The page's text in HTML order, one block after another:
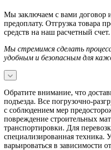
Мы заключаем с вами договор
предоплату. Отгрузка товара
средств на наш расчетный счет.
Мы стремимся сделать
удобным и безопасным для
Обратите внимание, что
подъезда. Все погрузочно-
с соблюдением мер
повреждение строительных
транспортировки. Для
специализированная техника.
варьироваться в зависимости